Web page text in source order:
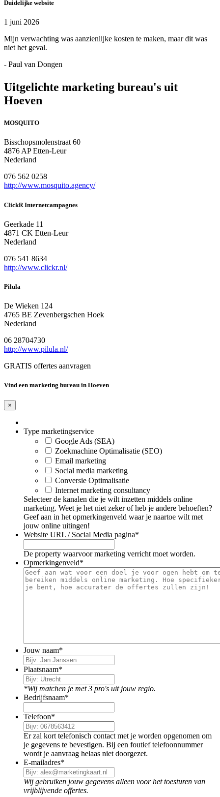
Duidelijke website
1 juni 2026
Mijn verwachting was aanzienlijke kosten te maken, maar dit was
niet het geval.
- Paul van Dongen
Uitgelichte marketing bureau's uit
Hoeven
MOSQUITO
Bisschopsmolenstraat 60
4876 AP Etten-Leur
Nederland
076 562 0258
http://www.mosquito.agency/
ClickR Internetcampagnes
Geerkade 11
4871 CK Etten-Leur
Nederland
076 541 8634
http://www.clickr.nl/
Pilula
De Wieken 124
4765 BE Zevenbergschen Hoek
Nederland
06 28704730
http://www.pilula.nl/
GRATIS offertes aanvragen
Vind een marketing bureau in Hoeven
×
Type marketingservice
Google Ads (SEA)
Zoekmachine Optimalisatie (SEO)
Email marketing
Social media marketing
Conversie Optimalisatie
Internet marketing consultancy
Selecteer de kanalen die je wilt inzetten middels online
marketing. Weet je het niet zeker of heb je andere behoeften?
Geef aan in het opmerkingenveld waar je naartoe wilt met
jouw online uitingen!
Website URL / Social Media pagina*
De property waarvoor marketing verricht moet worden.
Opmerkingenveld*
Jouw naam*
Plaatsnaam*
*Wij matchen je met 3 pro's uit jouw regio.
Bedrijfsnaam*
Telefoon*
Er zal kort telefonisch contact met je worden opgenomen om
je gegevens te bevestigen. Bij een foutief telefoonnummer
wordt je aanvraag helaas niet doorgezet.
E-mailadres*
Wij gebruiken jouw gegevens alleen voor het toesturen van
vrijblijvende offertes.